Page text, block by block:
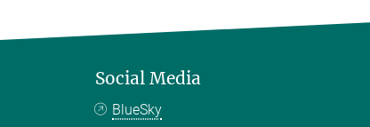
Social Media
BlueSky